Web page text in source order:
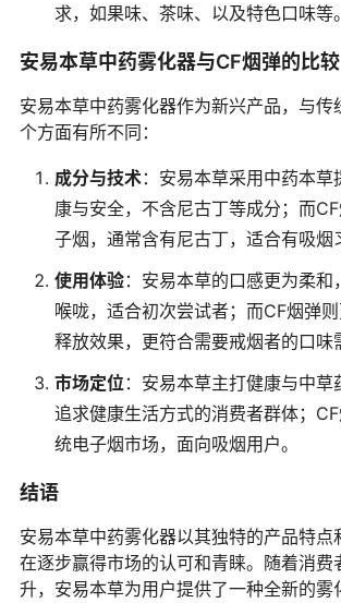
求，如果味、茶味、以及特色口味等。
安易本草中药雾化器与CF烟弹的比较
安易本草中药雾化器作为新兴产品，与传
个方面有所不同：
成分与技术：安易本草采用中药本草
康与安全，不含尼古丁等成分；而
子烟，通常含有尼古丁，适合有吸烟
使用体验：安易本草的口感更为柔和
喉咙，适合初次尝试者；而CF烟弹
释放效果，更符合需要戒烟者的口味
市场定位：安易本草主打健康与中草
追求健康生活方式的消费者群体；
统电子烟市场，面向吸烟用户。
结语
安易本草中药雾化器以其独特的产品特点
在逐步赢得市场的认可和青睐。随着消费
升，安易本草为用户提供了一种全新的雾